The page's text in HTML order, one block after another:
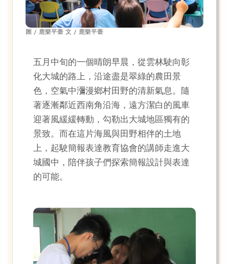
圖 / 鹿樂平臺 文 / 鹿樂平臺
五月中旬的一個晴朗早晨，從雲林駛向彰
化大城的路上，沿途盡是翠綠的農田景
色，空氣中瀰漫鄉村田野的清新氣息。隨
著逐漸鄰近西南角沿海，遠方潔白的風車
迎著風緩緩轉動，勾勒出大城地區獨有的
景致。而在這片海風與田野相伴的土地
上，起駛簡報表達教育協會的講師走進大
城國中，陪伴孩子們探索簡報設計與表達
的可能。